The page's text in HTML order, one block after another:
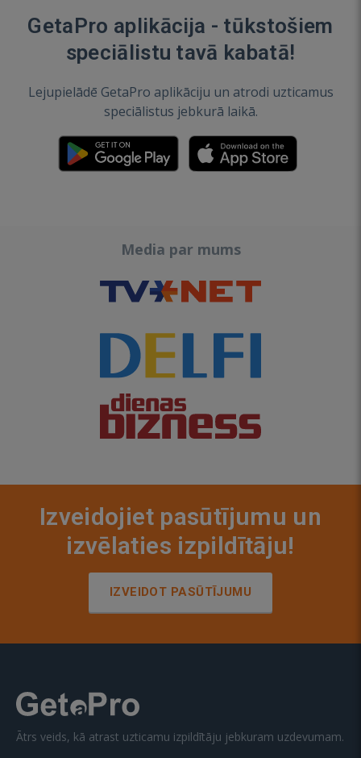
GetaPro aplikācija - tūkstošiem
speciālistu tavā kabatā!
Lejupielādē GetaPro aplikāciju un atrodi uzticamus
speciālistus jebkurā laikā.
Media par mums
Izveidojiet pasūtījumu un
izvēlaties izpildītāju!
IZVEIDOT PASŪTĪJUMU
Ātrs veids, kā atrast uzticamu izpildītāju jebkuram uzdevumam.